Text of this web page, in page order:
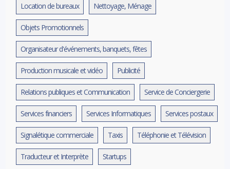
Location de bureaux Nettoyage, Ménage
Objets Promotionnels
Organisateur d'événements, banquets, fêtes
Production musicale et vidéo Publicité
Relations publiques et Communication Service de Conciergerie
Services financiers Services Informatiques Services postaux
Signalétique commerciale Taxis Téléphonie et Télévision
Traducteur et Interprète Startups